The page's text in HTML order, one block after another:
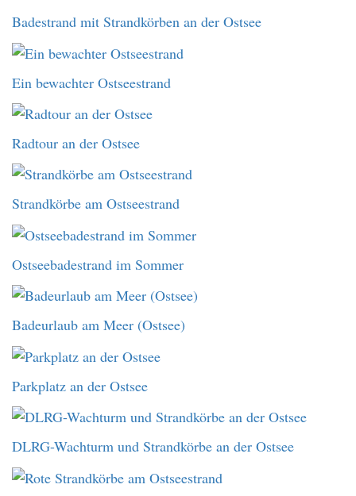
Badestrand mit Strandkörben an der Ostsee
Ein bewachter Ostseestrand
Radtour an der Ostsee
Strandkörbe am Ostseestrand
Ostseebadestrand im Sommer
Badeurlaub am Meer (Ostsee)
Parkplatz an der Ostsee
DLRG-Wachturm und Strandkörbe an der Ostsee